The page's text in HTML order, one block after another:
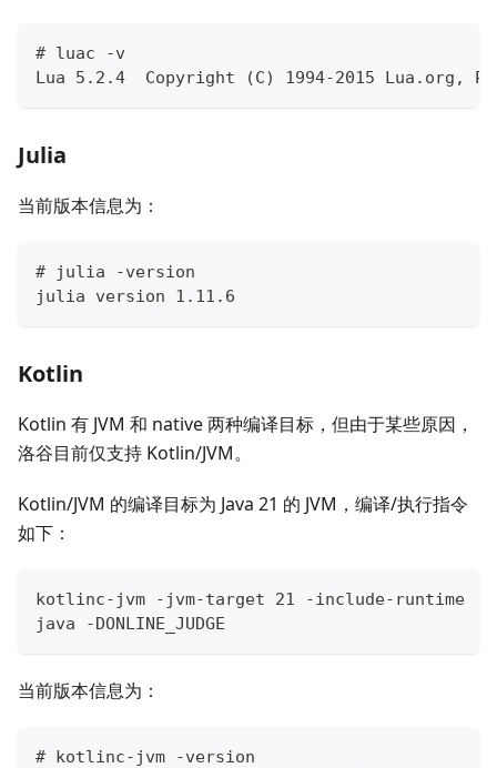
# luac -v
Lua 5.2.4  Copyright (C) 1994-2015 Lua.org,
Julia
当前版本信息为：
# julia -version
julia version 1.11.6
Kotlin
Kotlin 有 JVM 和 native 两种编译目标，但由于某些原因，
洛谷目前仅支持 Kotlin/JVM。
Kotlin/JVM 的编译目标为 Java 21 的 JVM，编译/执行指令
如下：
kotlinc-jvm -jvm-target 21 -include-runtime
java -DONLINE_JUDGE
当前版本信息为：
# kotlinc-jvm -version